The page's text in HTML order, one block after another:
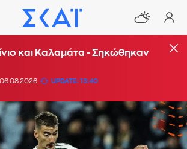
και Καλαμάτα - Σηκώθηκαν
06.08.2026 UPDATE: 13:40